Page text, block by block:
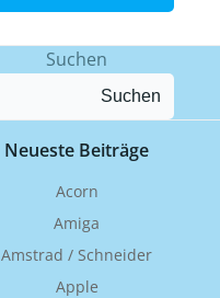
Suchen
Suchen
Neueste Beiträge
Acorn
Amiga
Amstrad / Schneider
Apple